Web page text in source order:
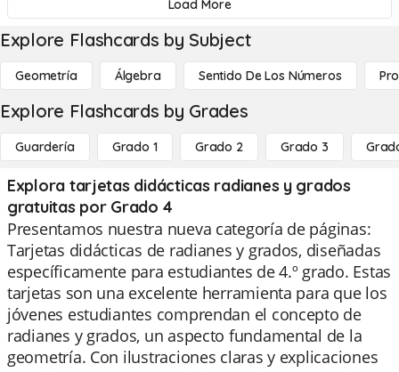
Load More
Explore Flashcards by Subject
Geometría Álgebra Sentido De Los Números
Explore Flashcards by Grades
Guardería Grado 1 Grado 2 Grado 3
Explora tarjetas didácticas radianes y grados
gratuitas por Grado 4
Presentamos nuestra nueva categoría de páginas:
Tarjetas didácticas de radianes y grados, diseñadas
específicamente para estudiantes de 4.º grado. Estas
tarjetas son una excelente herramienta para que los
jóvenes estudiantes comprendan el concepto de
radianes y grados, un aspecto fundamental de la
geometría. Con ilustraciones claras y explicaciones